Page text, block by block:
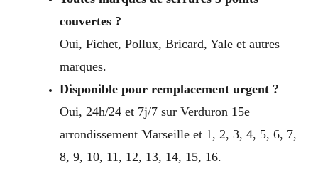
couvertes ?
Oui, Fichet, Pollux, Bricard, Yale et autres
marques.
Disponible pour remplacement urgent ?
Oui, 24h/24 et 7j/7 sur Verduron 15e
arrondissement Marseille et 1, 2, 3, 4, 5, 6, 7,
8, 9, 10, 11, 12, 13, 14, 15, 16.